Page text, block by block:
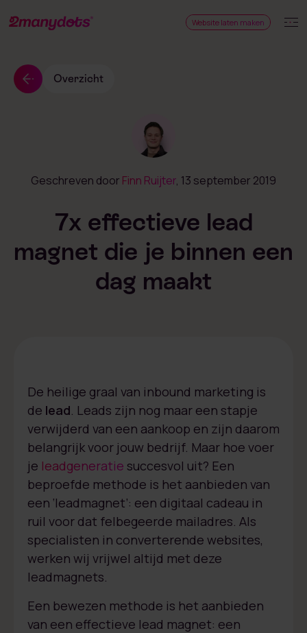
Website laten maken
Overzicht
Geschreven door Finn Ruijter, 13 september 2019
7x effectieve lead
magnet die je binnen een
dag maakt
De heilige graal van inbound marketing is
de lead. Leads zijn nog maar een stapje
verwijderd van een aankoop en zijn daarom
belangrijk voor jouw bedrijf. Maar hoe voer
je leadgeneratie succesvol uit? Een
beproefde methode is het aanbieden van
een ‘leadmagnet’: een digitaal cadeau in
ruil voor dat felbegeerde mailadres. Als
specialisten in converterende websites,
werken wij vrijwel altijd met deze
leadmagnets.
Een bewezen methode is het aanbieden
van een effectieve lead magnet: een